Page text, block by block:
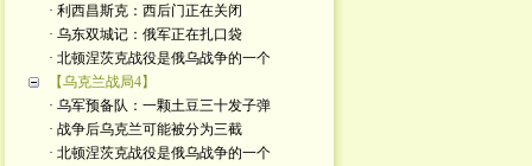
· 利西昌斯克：西后门正在关闭
· 乌东双城记：俄军正在扎口袋
· 北顿涅茨克战役是俄乌战争的一个
【乌克兰战局4】
· 乌军预备队：一颗土豆三十发子弹
· 战争后乌克兰可能被分为三截
· 北顿涅茨克战役是俄乌战争的一个